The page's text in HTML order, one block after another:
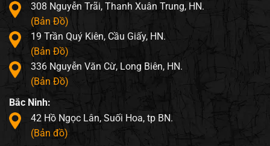
308 Nguyễn Trãi, Thanh Xuân Trung, HN.
(Bản Đồ)
19 Trần Quý Kiên, Cầu Giấy, HN.
(Bản Đồ)
336 Nguyễn Văn Cừ, Long Biên, HN.
(Bản Đồ)
Bắc Ninh:
42 Hồ Ngọc Lân, Suối Hoa, tp BN.
(Bản đồ)